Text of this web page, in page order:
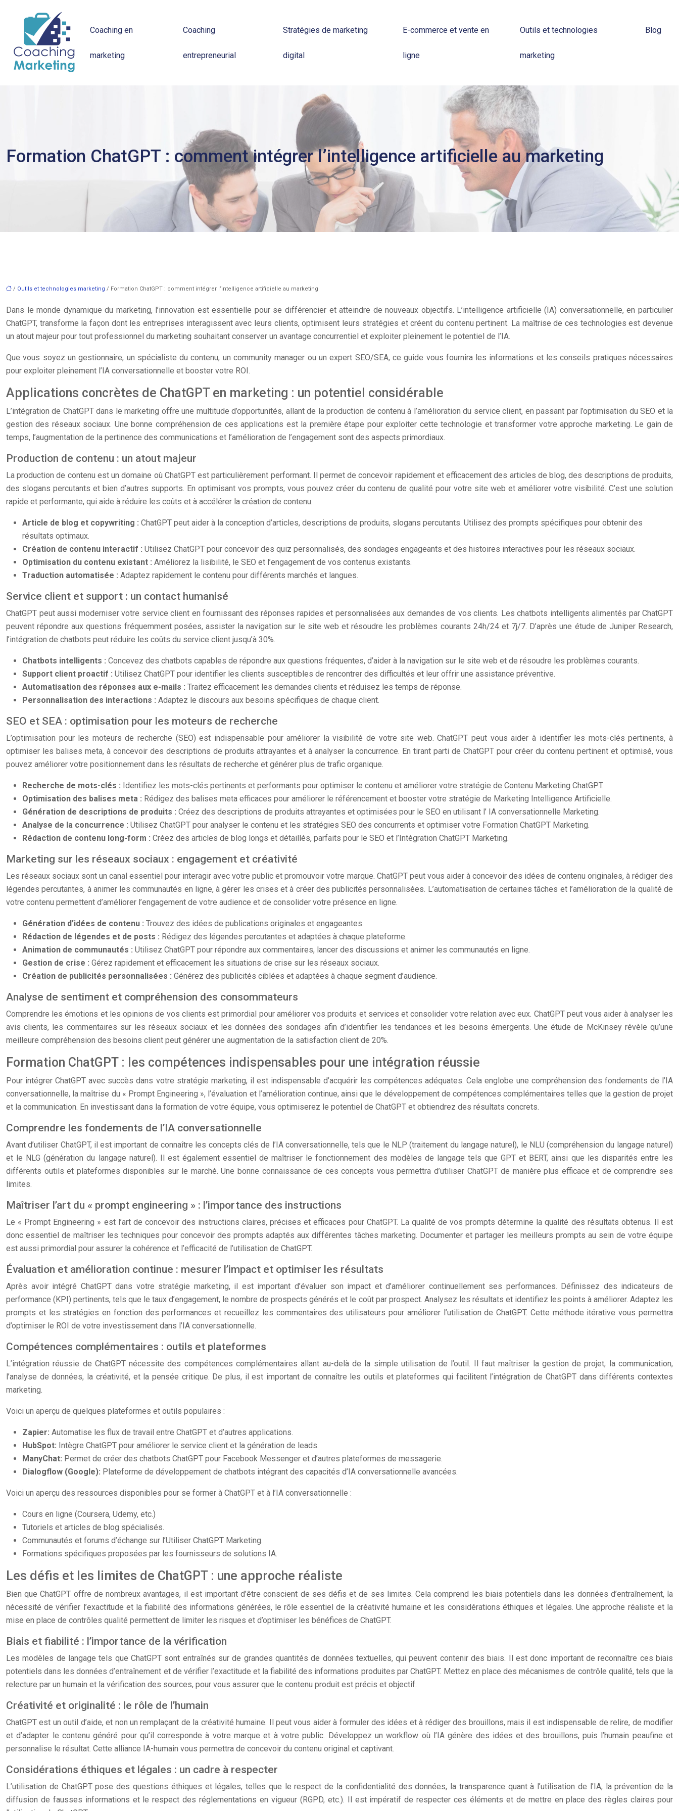
Coaching en
marketing
Coaching
entrepreneurial
Stratégies de marketing
digital
E-commerce et vente en
ligne
Outils et technologies
marketing
Blog
Formation ChatGPT : comment intégrer l’intelligence artificielle au marketing
/ Outils et technologies marketing / Formation ChatGPT : comment intégrer l’intelligence artificielle au marketing
Dans le monde dynamique du marketing, l’innovation est essentielle pour se différencier et atteindre de nouveaux objectifs. L’intelligence artificielle (IA) conversationnelle, en particulier
ChatGPT, transforme la façon dont les entreprises interagissent avec leurs clients, optimisent leurs stratégies et créent du contenu pertinent. La maîtrise de ces technologies est devenue
un atout majeur pour tout professionnel du marketing souhaitant conserver un avantage concurrentiel et exploiter pleinement le potentiel de l’IA.
Que vous soyez un gestionnaire, un spécialiste du contenu, un community manager ou un expert SEO/SEA, ce guide vous fournira les informations et les conseils pratiques nécessaires
pour exploiter pleinement l’IA conversationnelle et booster votre ROI.
Applications concrètes de ChatGPT en marketing : un potentiel considérable
L’intégration de ChatGPT dans le marketing offre une multitude d’opportunités, allant de la production de contenu à l’amélioration du service client, en passant par l’optimisation du SEO et la
gestion des réseaux sociaux. Une bonne compréhension de ces applications est la première étape pour exploiter cette technologie et transformer votre approche marketing. Le gain de
temps, l’augmentation de la pertinence des communications et l’amélioration de l’engagement sont des aspects primordiaux.
Production de contenu : un atout majeur
La production de contenu est un domaine où ChatGPT est particulièrement performant. Il permet de concevoir rapidement et efficacement des articles de blog, des descriptions de produits,
des slogans percutants et bien d’autres supports. En optimisant vos prompts, vous pouvez créer du contenu de qualité pour votre site web et améliorer votre visibilité. C’est une solution
rapide et performante, qui aide à réduire les coûts et à accélérer la création de contenu.
Article de blog et copywriting : ChatGPT peut aider à la conception d’articles, descriptions de produits, slogans percutants. Utilisez des prompts spécifiques pour obtenir des
résultats optimaux.
Création de contenu interactif : Utilisez ChatGPT pour concevoir des quiz personnalisés, des sondages engageants et des histoires interactives pour les réseaux sociaux.
Optimisation du contenu existant : Améliorez la lisibilité, le SEO et l’engagement de vos contenus existants.
Traduction automatisée : Adaptez rapidement le contenu pour différents marchés et langues.
Service client et support : un contact humanisé
ChatGPT peut aussi moderniser votre service client en fournissant des réponses rapides et personnalisées aux demandes de vos clients. Les chatbots intelligents alimentés par ChatGPT
peuvent répondre aux questions fréquemment posées, assister la navigation sur le site web et résoudre les problèmes courants 24h/24 et 7j/7. D’après une étude de Juniper Research,
l’intégration de chatbots peut réduire les coûts du service client jusqu’à 30%.
Chatbots intelligents : Concevez des chatbots capables de répondre aux questions fréquentes, d’aider à la navigation sur le site web et de résoudre les problèmes courants.
Support client proactif : Utilisez ChatGPT pour identifier les clients susceptibles de rencontrer des difficultés et leur offrir une assistance préventive.
Automatisation des réponses aux e-mails : Traitez efficacement les demandes clients et réduisez les temps de réponse.
Personnalisation des interactions : Adaptez le discours aux besoins spécifiques de chaque client.
SEO et SEA : optimisation pour les moteurs de recherche
L’optimisation pour les moteurs de recherche (SEO) est indispensable pour améliorer la visibilité de votre site web. ChatGPT peut vous aider à identifier les mots-clés pertinents, à
optimiser les balises meta, à concevoir des descriptions de produits attrayantes et à analyser la concurrence. En tirant parti de ChatGPT pour créer du contenu pertinent et optimisé, vous
pouvez améliorer votre positionnement dans les résultats de recherche et générer plus de trafic organique.
Recherche de mots-clés : Identifiez les mots-clés pertinents et performants pour optimiser le contenu et améliorer votre stratégie de Contenu Marketing ChatGPT.
Optimisation des balises meta : Rédigez des balises meta efficaces pour améliorer le référencement et booster votre stratégie de Marketing Intelligence Artificielle.
Génération de descriptions de produits : Créez des descriptions de produits attrayantes et optimisées pour le SEO en utilisant l’ IA conversationnelle Marketing.
Analyse de la concurrence : Utilisez ChatGPT pour analyser le contenu et les stratégies SEO des concurrents et optimiser votre Formation ChatGPT Marketing.
Rédaction de contenu long-form : Créez des articles de blog longs et détaillés, parfaits pour le SEO et l’Intégration ChatGPT Marketing.
Marketing sur les réseaux sociaux : engagement et créativité
Les réseaux sociaux sont un canal essentiel pour interagir avec votre public et promouvoir votre marque. ChatGPT peut vous aider à concevoir des idées de contenu originales, à rédiger des
légendes percutantes, à animer les communautés en ligne, à gérer les crises et à créer des publicités personnalisées. L’automatisation de certaines tâches et l’amélioration de la qualité de
votre contenu permettent d’améliorer l’engagement de votre audience et de consolider votre présence en ligne.
Génération d’idées de contenu : Trouvez des idées de publications originales et engageantes.
Rédaction de légendes et de posts : Rédigez des légendes percutantes et adaptées à chaque plateforme.
Animation de communautés : Utilisez ChatGPT pour répondre aux commentaires, lancer des discussions et animer les communautés en ligne.
Gestion de crise : Gérez rapidement et efficacement les situations de crise sur les réseaux sociaux.
Création de publicités personnalisées : Générez des publicités ciblées et adaptées à chaque segment d’audience.
Analyse de sentiment et compréhension des consommateurs
Comprendre les émotions et les opinions de vos clients est primordial pour améliorer vos produits et services et consolider votre relation avec eux. ChatGPT peut vous aider à analyser les
avis clients, les commentaires sur les réseaux sociaux et les données des sondages afin d’identifier les tendances et les besoins émergents. Une étude de McKinsey révèle qu’une
meilleure compréhension des besoins client peut générer une augmentation de la satisfaction client de 20%.
Formation ChatGPT : les compétences indispensables pour une intégration réussie
Pour intégrer ChatGPT avec succès dans votre stratégie marketing, il est indispensable d’acquérir les compétences adéquates. Cela englobe une compréhension des fondements de l’IA
conversationnelle, la maîtrise du « Prompt Engineering », l’évaluation et l’amélioration continue, ainsi que le développement de compétences complémentaires telles que la gestion de projet
et la communication. En investissant dans la formation de votre équipe, vous optimiserez le potentiel de ChatGPT et obtiendrez des résultats concrets.
Comprendre les fondements de l’IA conversationnelle
Avant d’utiliser ChatGPT, il est important de connaître les concepts clés de l’IA conversationnelle, tels que le NLP (traitement du langage naturel), le NLU (compréhension du langage naturel)
et le NLG (génération du langage naturel). Il est également essentiel de maîtriser le fonctionnement des modèles de langage tels que GPT et BERT, ainsi que les disparités entre les
différents outils et plateformes disponibles sur le marché. Une bonne connaissance de ces concepts vous permettra d’utiliser ChatGPT de manière plus efficace et de comprendre ses
limites.
Maîtriser l’art du « prompt engineering » : l’importance des instructions
Le « Prompt Engineering » est l’art de concevoir des instructions claires, précises et efficaces pour ChatGPT. La qualité de vos prompts détermine la qualité des résultats obtenus. Il est
donc essentiel de maîtriser les techniques pour concevoir des prompts adaptés aux différentes tâches marketing. Documenter et partager les meilleurs prompts au sein de votre équipe
est aussi primordial pour assurer la cohérence et l’efficacité de l’utilisation de ChatGPT.
Évaluation et amélioration continue : mesurer l’impact et optimiser les résultats
Après avoir intégré ChatGPT dans votre stratégie marketing, il est important d’évaluer son impact et d’améliorer continuellement ses performances. Définissez des indicateurs de
performance (KPI) pertinents, tels que le taux d’engagement, le nombre de prospects générés et le coût par prospect. Analysez les résultats et identifiez les points à améliorer. Adaptez les
prompts et les stratégies en fonction des performances et recueillez les commentaires des utilisateurs pour améliorer l’utilisation de ChatGPT. Cette méthode itérative vous permettra
d’optimiser le ROI de votre investissement dans l’IA conversationnelle.
Compétences complémentaires : outils et plateformes
L’intégration réussie de ChatGPT nécessite des compétences complémentaires allant au-delà de la simple utilisation de l’outil. Il faut maîtriser la gestion de projet, la communication,
l’analyse de données, la créativité, et la pensée critique. De plus, il est important de connaître les outils et plateformes qui facilitent l’intégration de ChatGPT dans différents contextes
marketing.
Voici un aperçu de quelques plateformes et outils populaires :
Zapier: Automatise les flux de travail entre ChatGPT et d’autres applications.
HubSpot: Intègre ChatGPT pour améliorer le service client et la génération de leads.
ManyChat: Permet de créer des chatbots ChatGPT pour Facebook Messenger et d’autres plateformes de messagerie.
Dialogflow (Google): Plateforme de développement de chatbots intégrant des capacités d’IA conversationnelle avancées.
Voici un aperçu des ressources disponibles pour se former à ChatGPT et à l’IA conversationnelle :
Cours en ligne (Coursera, Udemy, etc.)
Tutoriels et articles de blog spécialisés.
Communautés et forums d’échange sur l’Utiliser ChatGPT Marketing.
Formations spécifiques proposées par les fournisseurs de solutions IA.
Les défis et les limites de ChatGPT : une approche réaliste
Bien que ChatGPT offre de nombreux avantages, il est important d’être conscient de ses défis et de ses limites. Cela comprend les biais potentiels dans les données d’entraînement, la
nécessité de vérifier l’exactitude et la fiabilité des informations générées, le rôle essentiel de la créativité humaine et les considérations éthiques et légales. Une approche réaliste et la
mise en place de contrôles qualité permettent de limiter les risques et d’optimiser les bénéfices de ChatGPT.
Biais et fiabilité : l’importance de la vérification
Les modèles de langage tels que ChatGPT sont entraînés sur de grandes quantités de données textuelles, qui peuvent contenir des biais. Il est donc important de reconnaître ces biais
potentiels dans les données d’entraînement et de vérifier l’exactitude et la fiabilité des informations produites par ChatGPT. Mettez en place des mécanismes de contrôle qualité, tels que la
relecture par un humain et la vérification des sources, pour vous assurer que le contenu produit est précis et objectif.
Créativité et originalité : le rôle de l’humain
ChatGPT est un outil d’aide, et non un remplaçant de la créativité humaine. Il peut vous aider à formuler des idées et à rédiger des brouillons, mais il est indispensable de relire, de modifier
et d’adapter le contenu généré pour qu’il corresponde à votre marque et à votre public. Développez un workflow où l’IA génère des idées et des brouillons, puis l’humain peaufine et
personnalise le résultat. Cette alliance IA-humain vous permettra de concevoir du contenu original et captivant.
Considérations éthiques et légales : un cadre à respecter
L’utilisation de ChatGPT pose des questions éthiques et légales, telles que le respect de la confidentialité des données, la transparence quant à l’utilisation de l’IA, la prévention de la
diffusion de fausses informations et le respect des réglementations en vigueur (RGPD, etc.). Il est impératif de respecter ces éléments et de mettre en place des règles claires pour